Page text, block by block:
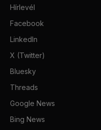
Hírlevél
Facebook
LinkedIn
X (Twitter)
Bluesky
Threads
Google News
Bing News